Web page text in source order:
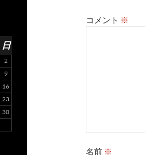
コメント ※
名前 ※
日
2
9
16
23
30